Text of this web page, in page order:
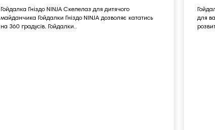
Гойдалка Гніздо NINJA Скелелаз для дитячого
майданчика Гойдалки Гніздо NINJA дозволяє кататись
на 360 градусів. Гойдалки..
для